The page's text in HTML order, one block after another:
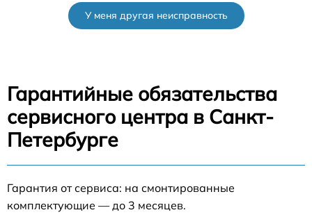
У меня другая неисправность
Гарантийные обязательства
сервисного центра в Санкт-
Петербурге
Гарантия от сервиса: на смонтированные
комплектующие — до 3 месяцев.